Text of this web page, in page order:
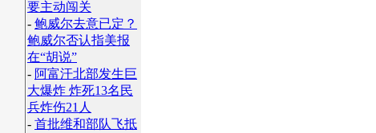
要主动闯关
- 鲍威尔去意已定？
鲍威尔否认指美报
在“胡说”
- 阿富汗北部发生巨
大爆炸 炸死13名民
兵炸伤21人
- 首批维和部队飞抵